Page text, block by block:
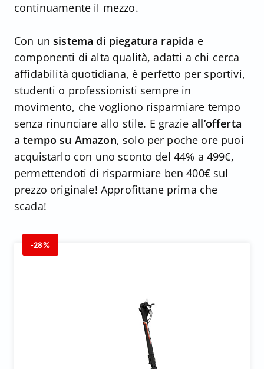
continuamente il mezzo.
Con unsistema di piegatura rapida e
componenti di alta qualità, adatti a chi cerca
affidabilità quotidiana, è perfetto per sportivi,
studenti o professionisti sempre in
movimento, che vogliono risparmiare tempo
senza rinunciare allo stile. E grazieall’offerta
a tempo su Amazon, solo per poche ore puoi
acquistarlo con uno sconto del 44% a 499€,
permettendoti di risparmiare ben 400€ sul
prezzo originale! Approfittane prima che
scada!
-28%